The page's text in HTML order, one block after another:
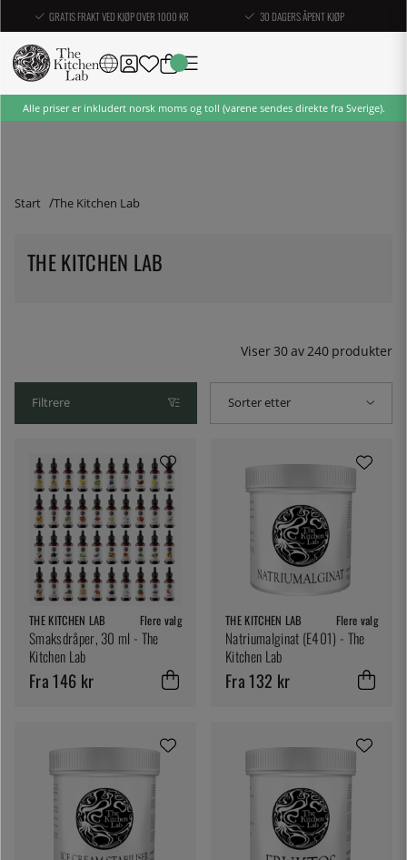
GRATIS FRAKT VED KJØP OVER 1000 KR 30 DAGERS ÅPENT KJØP
Alle priser er inkludert norsk moms og toll (varene sendes direkte fra Sverige).
Start The Kitchen Lab
THE KITCHEN LAB
Viser 30av240 produkter
Filtrere Sorter etter
THE KITCHEN LAB Flere valg
Smaksdråper, 30 ml - The
Kitchen Lab
Fra 146 kr
THE KITCHEN LAB Flere valg
Natriumalginat (E401) - The
Kitchen Lab
Fra 132 kr